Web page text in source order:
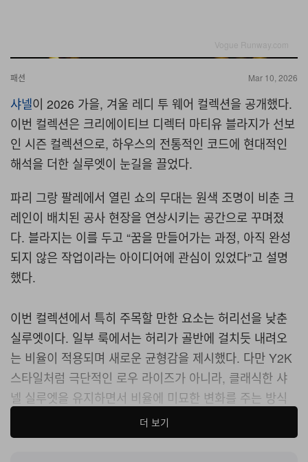
패션 Mar 10, 2026
샤넬이 2026 가을, 겨울 레디 투 웨어 컬렉션을 공개했다.
이번 컬렉션은 크리에이티브 디렉터 마티유 블라지가 선보
인 시즌 컬렉션으로, 하우스의 전통적인 코드에 현대적인
해석을 더한 실루엣이 눈길을 끌었다.
파리 그랑 팔레에서 열린 쇼의 무대는 원색 조명이 비춘 크
레인이 배치된 공사 현장을 연상시키는 공간으로 꾸며졌
다. 블라지는 이를 두고 “꿈을 만들어가는 과정, 아직 완성
되지 않은 작업이라는 아이디어에 관심이 있었다”고 설명
했다.
이번 컬렉션에서 특히 주목할 만한 요소는 허리선을 낮춘
실루엣이다. 일부 룩에서는 허리가 골반에 걸치듯 내려오
는 비율이 적용되며 새로운 균형감을 제시했다. 다만 Y2K
스타일처럼 극단적인 로우 라이즈가 아니라, 클래식한 샤
넬 실루엣을 유지하면서 비율에 미묘한 변화를 주는 방식
으로 구현된 것이 특징이다.더 보기